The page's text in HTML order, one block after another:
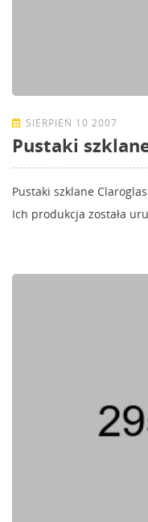
SIERPIEŃ 10 2007
Pustaki
Pustaki szklane
Ich produkcja została